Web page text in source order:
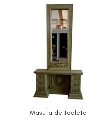
Masuta de toaleta